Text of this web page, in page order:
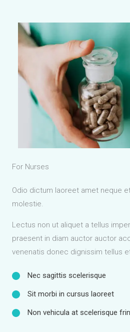
For Nurses
Odio dictum laoreet amet neque
molestie.
Lectus non ut aliquet a tellus
praesent in diam auctor auctor
venenatis donec dignissim tellus
Nec sagittis scelerisque
Sit morbi in cursus laoreet
Non vehicula at scelerisque